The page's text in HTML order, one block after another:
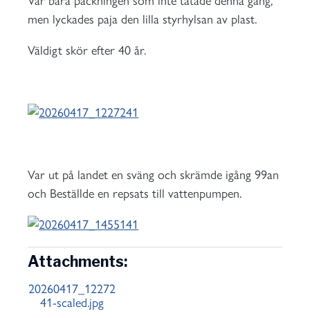
men lyckades paja den lilla styrhylsan av plast.
Väldigt skör efter 40 år.
Var ut på landet en sväng och skrämde igång 99an
och Beställde en repsats till vattenpumpen.
Attachments:
20260417_12272
41-scaled.jpg